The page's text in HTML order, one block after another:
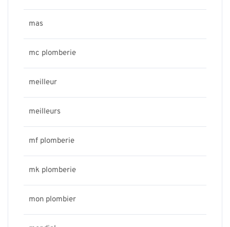
mas
mc plomberie
meilleur
meilleurs
mf plomberie
mk plomberie
mon plombier